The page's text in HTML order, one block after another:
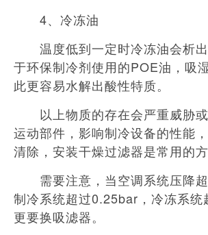
4、冷冻油
温度低到一定时冷冻油会析出
于环保制冷剂使用的POE油，吸
此更容易水解出酸性特质。
以上物质的存在会严重威胁或
运动部件，影响制冷设备的性能
清除，安装干燥过滤器是常用的方
需要注意，当空调系统压降超
制冷系统超过0.25bar，冷冻系
更要换吸滤器。